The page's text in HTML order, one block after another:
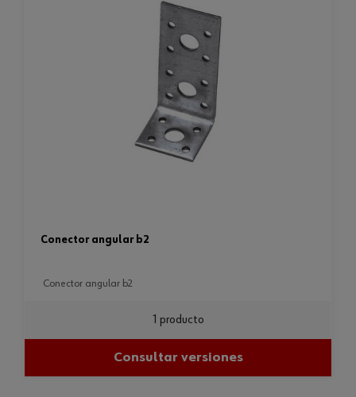
conector angular b2
conector angular b2
1 producto
Consultar versiones